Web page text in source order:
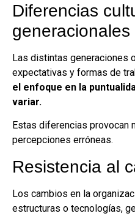
Diferencias
generacionales
Las distintas generaciones
expectativas y formas de
el enfoque en la
variar.
Estas diferencias provocan
percepciones erróneas.
Resistencia al
Los cambios en la
estructuras o tecnologías,